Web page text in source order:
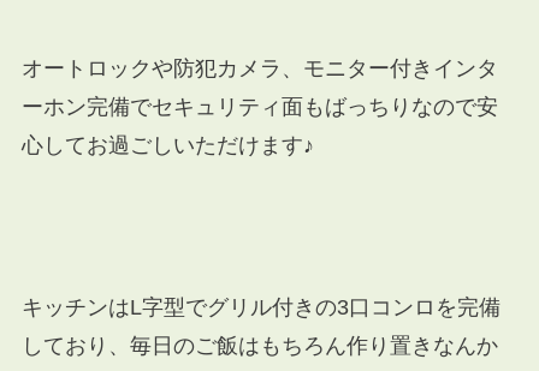
オートロックや防犯カメラ、モニター付きインタ
ーホン完備でセキュリティ面もばっちりなので安
心してお過ごしいただけます♪
キッチンはL字型でグリル付きの3口コンロを完備
しており、毎日のご飯はもちろん作り置きなんか